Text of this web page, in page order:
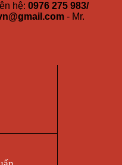
hệ: 0976 275 983/
- Mr.